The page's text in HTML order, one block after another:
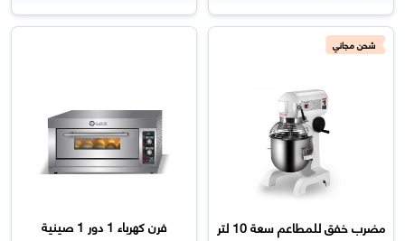
شحن مجاني
مضرب خفق للمطاعم سعة 10 لتر فرن كهرباء 1 دور 1 صينية